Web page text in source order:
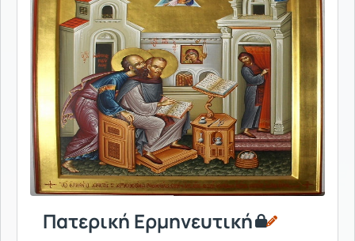
Πατερική Ερμηνευτική